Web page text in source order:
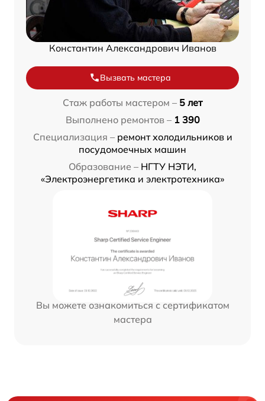
Константин Александрович Иванов
Вызвать мастера
Стаж работы мастером – 5 лет
Выполнено ремонтов – 1 390
Специализация – ремонт холодильников и
посудомоечных машин
Образование – НГТУ НЭТИ,
«Электроэнергетика и электротехника»
Вы можете ознакомиться с сертификатом
мастера